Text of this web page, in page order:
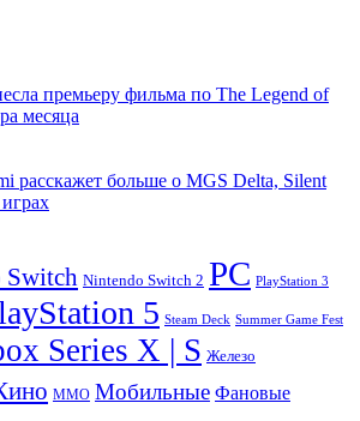
премьеру фильма по The Legend of
месяца
расскажет больше о MGS Delta, Silent
Switch Nintendo Switch 2 PC PlayStation 3
5 Steam Deck Summer Game Fest
Series X | S Железо
ММО Мобильные Фановые